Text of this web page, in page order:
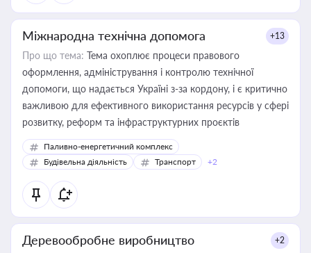
Міжнародна технічна допомога +13
Про що тема: Тема охоплює процеси правового
оформлення, адміністрування і контролю технічної
допомоги, що надається Україні з-за кордону, і є критично
важливою для ефективного використання ресурсів у сфері
розвитку, реформ та інфраструктурних проєктів
Паливно-енергетичний комплекс
Будівельна діяльність
Транспорт +2
Деревообробне виробництво +2